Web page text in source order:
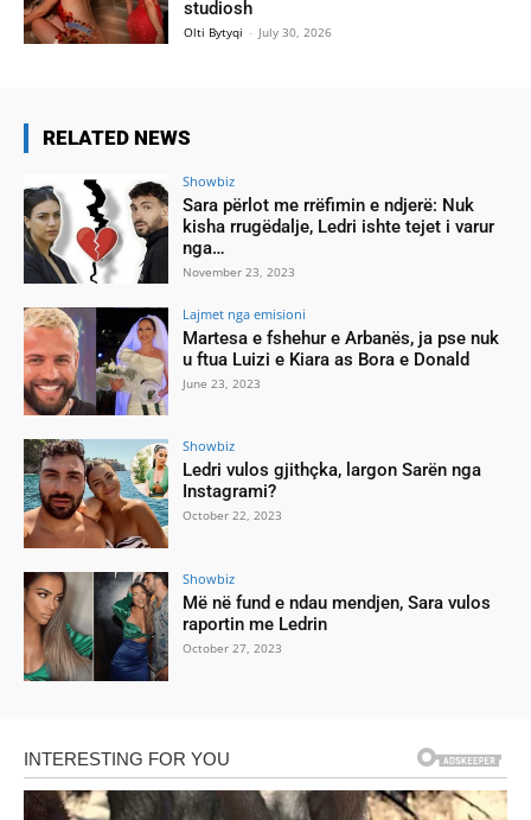
studiosh
Olti Bytyqi - July 30, 2026
RELATED NEWS
Showbiz
Sara përlot me rrëfimin e ndjerë: Nuk
kisha rrugëdalje, Ledri ishte tejet i varur
nga…
November 23, 2023
Lajmet nga emisioni
Martesa e fshehur e Arbanës, ja pse nuk
u ftua Luizi e Kiara as Bora e Donald
June 23, 2023
Showbiz
Ledri vulos gjithçka, largon Sarën nga
Instagrami?
October 22, 2023
Showbiz
Më në fund e ndau mendjen, Sara vulos
raportin me Ledrin
October 27, 2023